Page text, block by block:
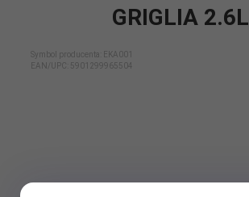
GRIGLIA 2.6L
Symbol producenta: EKA001
EAN/UPC: 5901299965504